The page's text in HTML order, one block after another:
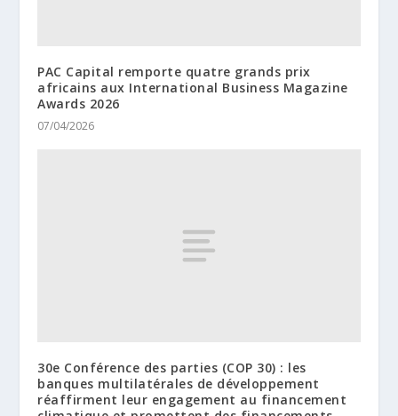
PAC Capital remporte quatre grands prix
africains aux International Business Magazine
Awards 2026
07/04/2026
30e Conférence des parties (COP 30) : les
banques multilatérales de développement
réaffirment leur engagement au financement